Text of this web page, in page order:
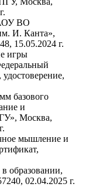
ВО
И. Канта»,
15.05.2024 г.
игры
базового
и
Москва,
мышление и
образовании,
02.04.2025 г.